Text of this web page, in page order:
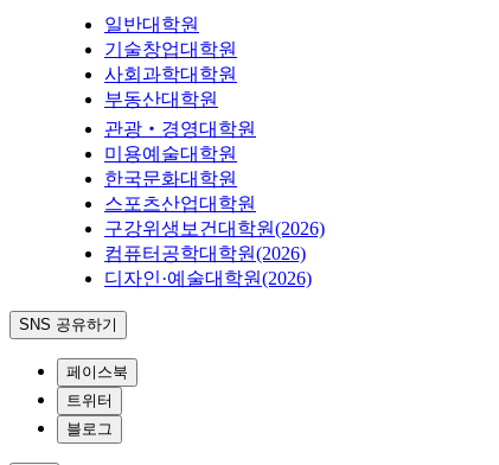
일반대학원
기술창업대학원
사회과학대학원
부동산대학원
관광‧경영대학원
미용예술대학원
한국문화대학원
스포츠산업대학원
구강위생보건대학원(2026)
컴퓨터공학대학원(2026)
디자인·예술대학원(2026)
SNS 공유하기
페이스북
트위터
블로그